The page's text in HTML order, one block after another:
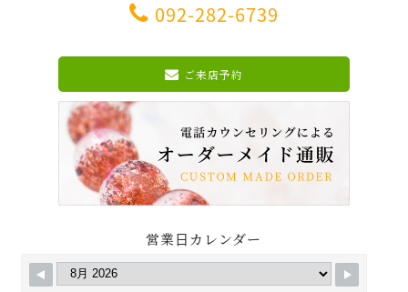
092-282-6739
ご来店予約
営業日カレンダー